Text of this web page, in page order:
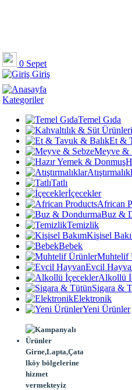
0 Sepet
Giriş
Kategoriler
Temel Gıda
Et &
Meyve &
Tatlı
İçecekler
African
Buz &
Temizlik
Kişisel
Bebek
Muhtelif
Evcil
Alkollü
Sigara &
Elektronik
Yeni Ürünler
Girne,Lapta,Çata
lköy bölgelerine
hizmet
vermekteyiz